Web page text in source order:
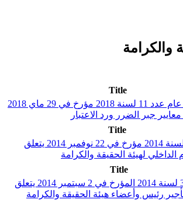
والكرامة
Title
قرار إطاري عام عدد 11 لسنة 2018 مؤرخ في 29 ماي 2018
جبر الضرر ورد الاعتبار
Title
قرار عدد 1 لسنة 2014 مؤرخ في 22 نوفمبر 2014 يتعلق
لهيئة الحقيقة والكرامة
Title
أمر عدد 3125 لسنة 2014 المؤرخ في 2 سبتمبر 2014 يتعلق
رئيس وأعضاء هيئة الحقيقة والكرامة